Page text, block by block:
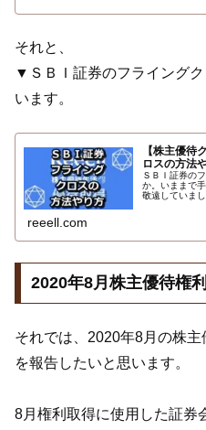
それと、
▼ＳＢＩ証券のフライング
います。
【株主優待
ロスの方法
ＳＢＩ証券の
か。いままで
敬遠していま
ロス解消の決
reeell.com
2020年8月株主優待権
それでは、2020年8月の株
を報告したいと思います。
8月権利取得に使用した証券